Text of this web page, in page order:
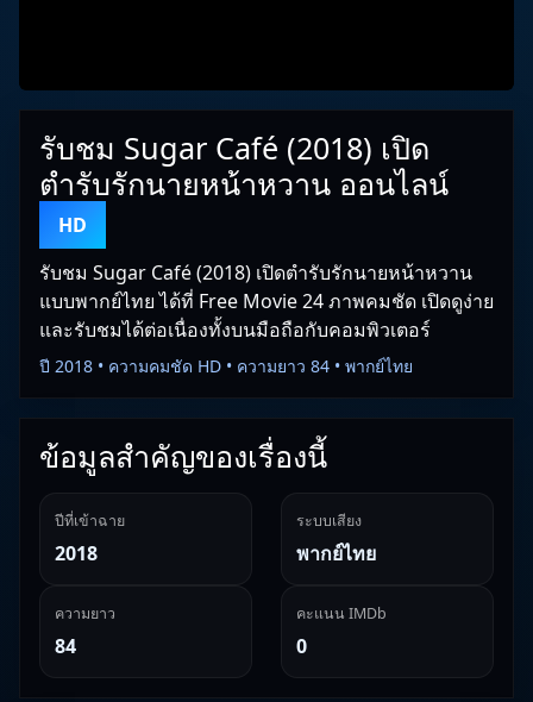
รับชม Sugar Café (2018) เปิด
ตำรับรักนายหน้าหวาน ออนไลน์
HD
รับชม Sugar Café (2018) เปิดตำรับรักนายหน้าหวาน
แบบพากย์ไทย ได้ที่ Free Movie 24 ภาพคมชัด เปิดดูง่าย
และรับชมได้ต่อเนื่องทั้งบนมือถือกับคอมพิวเตอร์
ปี 2018 • ความคมชัด HD • ความยาว 84 • พากย์ไทย
ข้อมูลสำคัญของเรื่องนี้
ปีที่เข้าฉาย
2018
ระบบเสียง
พากย์ไทย
ความยาว
84
คะแนน IMDb
0